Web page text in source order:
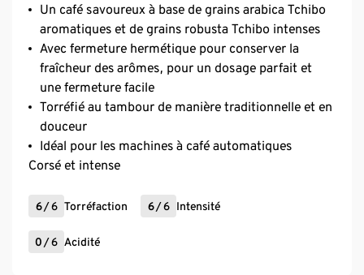
Un café savoureux à base de grains arabica Tchibo
aromatiques et de grains robusta Tchibo intenses
Avec fermeture hermétique pour conserver la
fraîcheur des arômes, pour un dosage parfait et
une fermeture facile
Torréfié au tambour de manière traditionnelle et en
douceur
Idéal pour les machines à café automatiques
Corsé et intense
6 /6 Torréfaction 6 /6 Intensité
0 /6 Acidité